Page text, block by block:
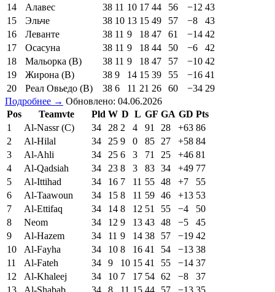
14
Алавес 38 11 10 17 44 56 −12 43
15
Эльче 38 10 13 15 49 57 −8
43
16
Леванте 38 11 9 18 47 61 −14 42
17
Осасуна 38 11 9 18 44 50 −6
42
18
Мальорка (В) 38 11 9 18 47 57 −10 42
19
Жирона (В) 38 9 14 15 39 55 −16 41
20
Реал Овьедо (В) 38 6 11 21 26 60 −34 29
Подробнее → Обновлено: 04.06.2026
Pos
Teamvte Pld W D L GF GA GD Pts
1
Al-Nassr (C) 34 28 2 4 91 28 +63 86
2
Al-Hilal 34 25 9 0 85 27 +58 84
3
Al-Ahli 34 25 6 3 71 25 +46 81
4
Al-Qadsiah 34 23 8 3 83 34 +49 77
5
Al-Ittihad 34 16 7 11 55 48 +7
55
6
Al-Taawoun 34 15 8 11 59 46 +13 53
7
Al-Ettifaq 34 14 8 12 51 55 −4
50
8
Neom 34 12 9 13 43 48 −5
45
9
Al-Hazem 34 11 9 14 38 57 −19 42
10
Al-Fayha 34 10 8 16 41 54 −13 38
11
Al-Fateh 34 9 10 15 41 55 −14 37
12
Al-Khaleej 34 10 7 17 54 62 −8
37
13
Al-Shabab 34 8 11 15 44 57 −13 35